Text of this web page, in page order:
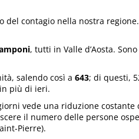
del contagio nella nostra
, tutti in Valle d’Aosta.
salendo così a 643; di questi,
più di ieri.
vede una riduzione
il numero delle persone
Pierre).